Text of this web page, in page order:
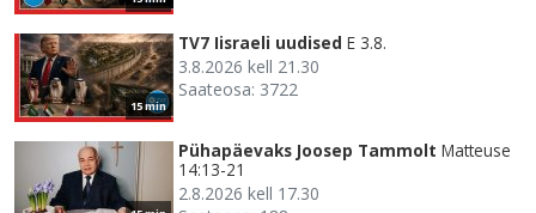
15 min
TV7 Iisraeli uudised E 3.8.
3.8.2026 kell 21.30
Saateosa: 3722
Pühapäevaks Joosep Tammolt Matteuse
14:13-21
2.8.2026 kell 17.30